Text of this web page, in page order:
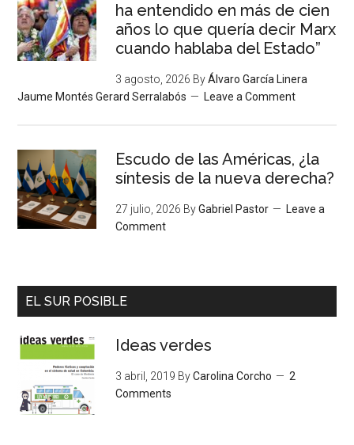
ha entendido en más de cien
años lo que quería decir Marx
cuando hablaba del Estado”
3 agosto, 2026 ByÁlvaro García Linera
Jaume Montés Gerard Serralabós
Leave a Comment
Escudo de las Américas, ¿la
síntesis de la nueva derecha?
27 julio, 2026 ByGabriel Pastor
Leave a
Comment
EL SUR POSIBLE
Ideas verdes
3 abril, 2019 ByCarolina Corcho
2
Comments